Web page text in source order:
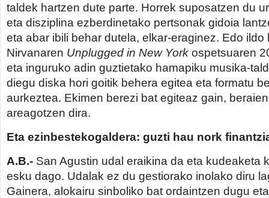
taldek hartzen dute parte. Horrek suposatzen du
eta disziplina ezberdinetako pertsonak gidoia
eta abar ibili behar dutela, elkar-eraginez. Edo ildo
Nirvanaren Unplugged in New York ospetsuaren
eta inguruko adin guztietako hamapiku musika-
diegu diska hori goitik behera egitea eta formatu
aurkeztea. Ekimen berezi bat egiteaz gain,
areagotzen dira.
Eta ezinbestekogaldera: guzti hau nork
A.B.- San Agustin udal eraikina da eta kudeaketa
esku dago. Udalak ez du gestiorako inolako diru
Gainera, alokairu sinboliko bat ordaintzen dugu